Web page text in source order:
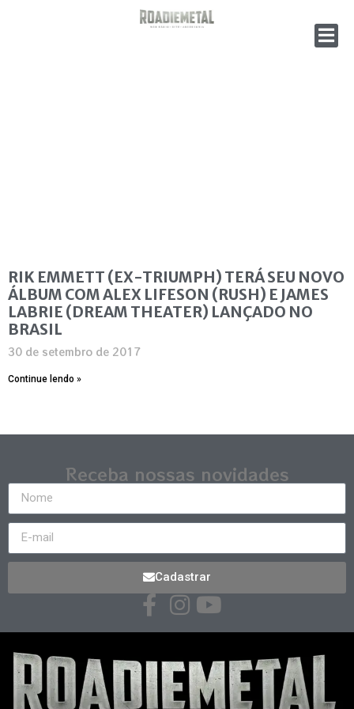
RIK EMMETT (EX-TRIUMPH) TERÁ SEU NOVO
ÁLBUM COM ALEX LIFESON (RUSH) E JAMES
LABRIE (DREAM THEATER) LANÇADO NO
BRASIL
30 de setembro de 2017
Continue lendo »
Receba nossas novidades
Cadastrar